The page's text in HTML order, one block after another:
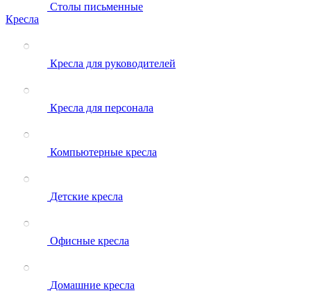
Столы письменные
Кресла
Кресла для руководителей
Кресла для персонала
Компьютерные кресла
Детские кресла
Офисные кресла
Домашние кресла